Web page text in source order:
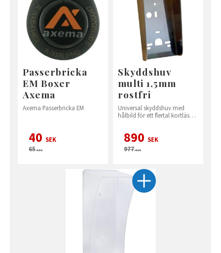
Passerbricka
EM Boxer
Axema
Axema Passerbricka EM
40 SEK
65SEK
Skyddshuv
multi 1,5mm
rostfri
Universal skyddshuv med
hålbild för ett flertal kortläsare
890 SEK
977SEK